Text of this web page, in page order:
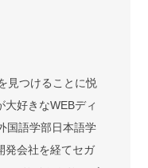
見つけることに悦
好きなWEBディ
国語学部日本語学
発会社を経てセガ